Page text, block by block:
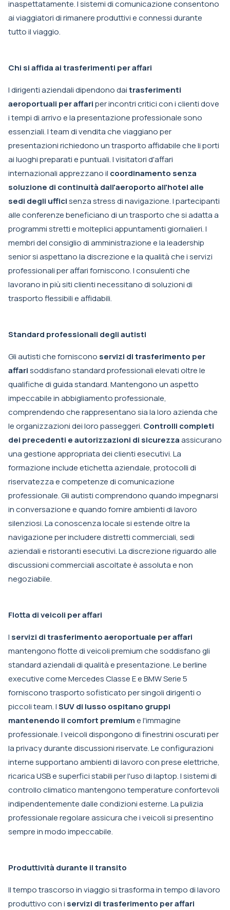
inaspettatamente. I sistemi di comunicazione consentono
ai viaggiatori di rimanere produttivi e connessi durante
tutto il viaggio.
Chi si affida ai trasferimenti per affari
I dirigenti aziendali dipendono daitrasferimenti
aeroportuali per affariper incontri critici con i clienti dove
i tempi di arrivo e la presentazione professionale sono
essenziali. I team di vendita che viaggiano per
presentazioni richiedono un trasporto affidabile che li porti
ai luoghi preparati e puntuali. I visitatori d'affari
internazionali apprezzano il coordinamento senza
soluzione di continuità dall'aeroporto all'hotel alle
sedi degli ufficisenza stress di navigazione. I partecipanti
alle conferenze beneficiano di un trasporto che si adatta a
programmi stretti e molteplici appuntamenti giornalieri. I
membri del consiglio di amministrazione e la leadership
senior si aspettano la discrezione e la qualità che i servizi
professionali per affari forniscono. I consulenti che
lavorano in più siti clienti necessitano di soluzioni di
trasporto flessibili e affidabili.
Standard professionali degli autisti
Gli autisti che forniscono servizi di trasferimento per
affarisoddisfano standard professionali elevati oltre le
qualifiche di guida standard. Mantengono un aspetto
impeccabile in abbigliamento professionale,
comprendendo che rappresentano sia la loro azienda che
le organizzazioni dei loro passeggeri. Controlli completi
dei precedenti e autorizzazioni di sicurezzaassicurano
una gestione appropriata dei clienti esecutivi. La
formazione include etichetta aziendale, protocolli di
riservatezza e competenze di comunicazione
professionale. Gli autisti comprendono quando impegnarsi
in conversazione e quando fornire ambienti di lavoro
silenziosi. La conoscenza locale si estende oltre la
navigazione per includere distretti commerciali, sedi
aziendali e ristoranti esecutivi. La discrezione riguardo alle
discussioni commerciali ascoltate è assoluta e non
negoziabile.
Flotta di veicoli per affari
I servizi di trasferimento aeroportuale per affari
mantengono flotte di veicoli premium che soddisfano gli
standard aziendali di qualità e presentazione. Le berline
executive come Mercedes Classe E e BMW Serie 5
forniscono trasporto sofisticato per singoli dirigenti o
piccoli team. ISUV di lusso ospitano gruppi
mantenendo il comfort premiume l'immagine
professionale. I veicoli dispongono di finestrini oscurati per
la privacy durante discussioni riservate. Le configurazioni
interne supportano ambienti di lavoro con prese elettriche,
ricarica USB e superfici stabili per l'uso di laptop. I sistemi di
controllo climatico mantengono temperature confortevoli
indipendentemente dalle condizioni esterne. La pulizia
professionale regolare assicura che i veicoli si presentino
sempre in modo impeccabile.
Produttività durante il transito
Il tempo trascorso in viaggio si trasforma in tempo di lavoro
produttivo con i servizi di trasferimento per affari